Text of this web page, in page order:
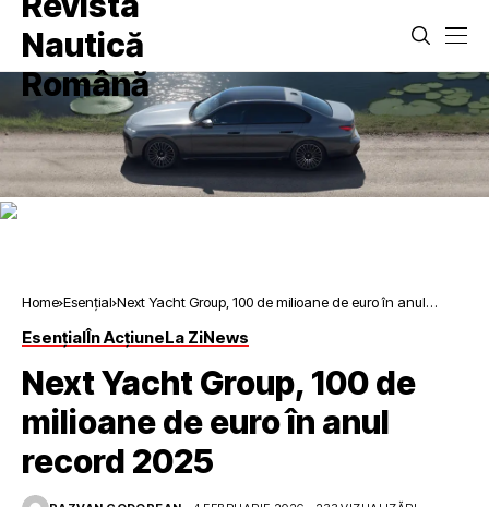
Home Esențial Next Yacht Group, 100 de milioane de euro în anul
EsențialÎn AcțiuneLa ZiNews
Next Yacht Group, 100 de
milioane de euro în anul
record 2025